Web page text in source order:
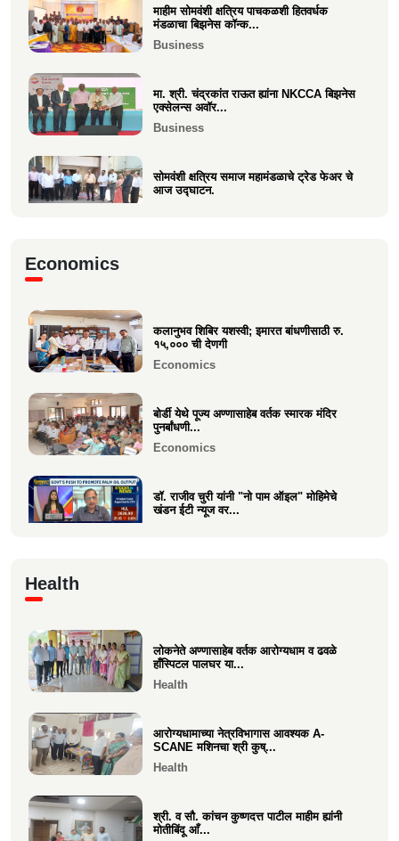
श्री. अजूभाई यशवंत ठाकूर ह्यांची मा.श्री.उद्धव
बाळासाहेब ठा...
Politics
माहीम सोमवंशी क्षत्रिय पाचकळशी हितवर्धक
मंडळाचा बिझनेस कॉन्क...
Business
मा. श्री. चंद्रकांत राऊत ह्यांना NKCCA बिझनेस
एक्सेलन्स अवॉर...
Business
सोमवंशी क्षत्रिय समाज महामंडळाचे ट्रेड फेअर चे
आज उद्घाटन.
वक्रतुंड ऍग्रो याचे उद्घाटन, माहीम
Business
Economics
कलानुभव शिबिर यशस्वी; इमारत बांधणीसाठी रु.
१५,००० ची देणगी
Economics
बोर्डी येथे पूज्य अण्णासाहेब वर्तक स्मारक मंदिर
पुनर्बांधणी...
Economics
डॉ. राजीव चुरी यांनी "नो पाम ऑइल" मोहिमेचे
खंडन ईटी न्यूज वर...
वसई विकास सहकारी बँकेचे अध्यक्ष आशय राऊत
Health
लोकनेते अण्णासाहेब वर्तक आरोग्यधाम व ढवळे
हाँस्पिटल पालघर या...
Health
आरोग्यधामाच्या नेत्रविभागास आवश्यक A-
SCANE मशिनचा श्री कुष्...
Health
श्री. व सौ. कांचन कुष्णदत्त पाटील माहीम ह्यांनी
मोतीबिंदू आँ...